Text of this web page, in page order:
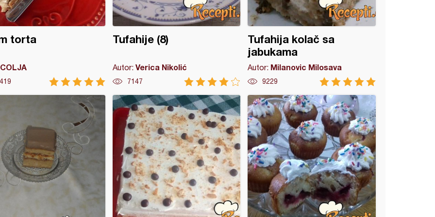
torta
COLJA
Tufahije (8)
Autor: Verica Nikolić
7147
Tufahija kolač sa
jabukama
Autor: Milanovic Milosava
9229